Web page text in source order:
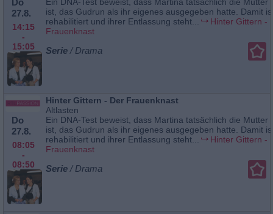
27.8.
14:15
-
15:05
ist, das Gudrun als ihr eigenes ausgegeben hatte. Damit
rehabilitiert und ihrer Entlassung steht...
Hinter Gittern -
Frauenknast
Serie / Drama
Do
27.8.
08:05
-
08:50
Hinter Gittern - Der Frauenknast
Altlasten
Ein DNA-Test beweist, dass Martina tatsächlich die Mutter
ist, das Gudrun als ihr eigenes ausgegeben hatte. Damit
rehabilitiert und ihrer Entlassung steht...
Hinter Gittern -
Frauenknast
Serie / Drama